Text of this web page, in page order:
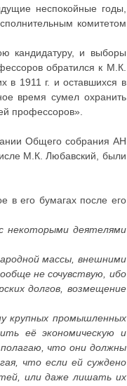
неспокойные годы,
комитетом
кандидатуру, и выборы
обратился к М.К.
в 1911 г. и оставшихся в
время сумел охранить
профессоров».
Общего собрания АН
М.К. Любавский, были
в его бумагах после его
некоторыми деятелями
массы, внешними
не сочувствую, ибо
долгов, возмещение
крупных промышленных
её экономическую и
полагаю, что они должны
что если ей суждено
или даже лишать их